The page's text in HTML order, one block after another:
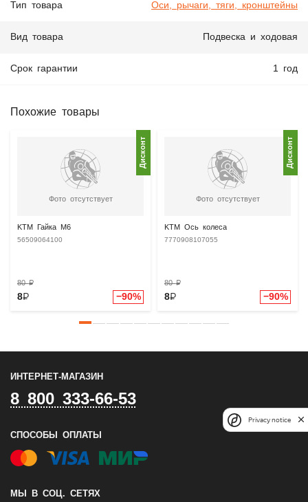
Тип товара Оси, рычаги, тяги, кронштейны
Вид товара Подвеска и ходовая
Срок гарантии 1 год
Похожие товары
Фото отсутствует
KTM Гайка М6
56509064100
80₽
8₽ −90%
Дисконт
Фото отсутствует
KTM Ось колеса
7770908107055
80₽
8₽ −90%
Дисконт
ИНТЕРНЕТ-МАГАЗИН
8 800 333-66-53
СПОСОБЫ ОПЛАТЫ
МЫ В СОЦ. СЕТЯХ
Privacy notice